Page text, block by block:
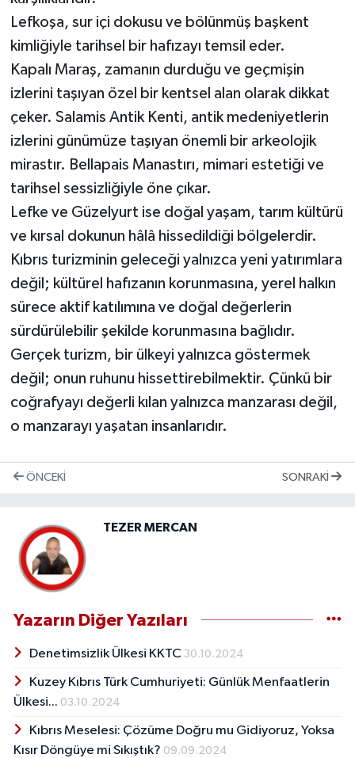
Lefkoşa, sur içi dokusu ve bölünmüş başkent
kimliğiyle tarihsel bir hafızayı temsil eder.
Kapalı Maraş, zamanın durduğu ve geçmişin
izlerini taşıyan özel bir kentsel alan olarak dikkat
çeker. Salamis Antik Kenti, antik medeniyetlerin
izlerini günümüze taşıyan önemli bir arkeolojik
mirastır. Bellapais Manastırı, mimari estetiği ve
tarihsel sessizliğiyle öne çıkar.
Lefke ve Güzelyurt ise doğal yaşam, tarım kültürü
ve kırsal dokunun hâlâ hissedildiği bölgelerdir.
Kıbrıs turizminin geleceği yalnızca yeni yatırımlara
değil; kültürel hafızanın korunmasına, yerel halkın
sürece aktif katılımına ve doğal değerlerin
sürdürülebilir şekilde korunmasına bağlıdır.
Gerçek turizm, bir ülkeyi yalnızca göstermek
değil; onun ruhunu hissettirebilmektir. Çünkü bir
coğrafyayı değerli kılan yalnızca manzarası değil,
o manzarayı yaşatan insanlarıdır.
ÖNCEKI SONRAKI
TEZER MERCAN
Yazarın Diğer Yazıları
Denetimsizlik Ülkesi KKTC 30.10.2024
Kuzey Kıbrıs Türk Cumhuriyeti: Günlük Menfaatlerin
Ülkesi... 03.10.2024
Kıbrıs Meselesi: Çözüme Doğru mu Gidiyoruz, Yoksa
Kısır Döngüye mi Sıkıştık? 09.09.2024